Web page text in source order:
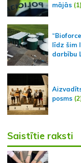
mājās (1)
līdz šim
darbību
posms
Saistītie raksti